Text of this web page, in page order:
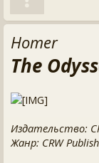
Homer
The
Издательство:
Жанр: CRW